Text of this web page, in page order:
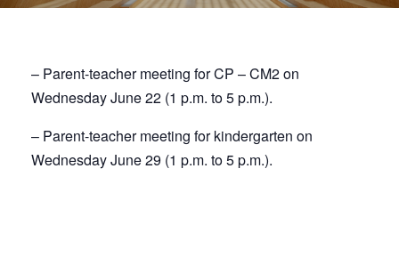
– Parent-teacher meeting for CP – CM2 on
Wednesday June 22 (1 p.m. to 5 p.m.).
– Parent-teacher meeting for kindergarten on
Wednesday June 29 (1 p.m. to 5 p.m.).